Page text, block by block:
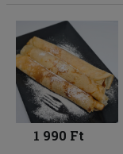
1 990 Ft